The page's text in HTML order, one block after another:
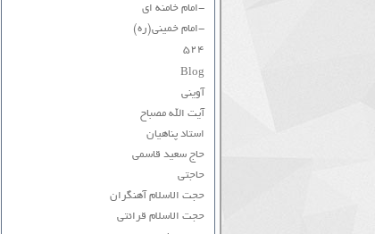
-امام خامنه ای
-امام خمینی(ره)
۵۲۴
Blog
آوینی
آیت الله مصباح
استاد پناهیان
حاج سعید قاسمی
حاجتی
حجت الاسلام آهنگران
حجت الاسلام قرائتی